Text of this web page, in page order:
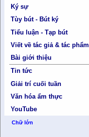
Ký sự
Tùy bút - Bút ký
Tiểu luận - Tạp bút
Viết về tác giả & tác phẩm
Bài giới thiệu
Tin tức
Giải trí cuối tuần
Văn hóa ẩm thực
YouTube
Chữ lớn